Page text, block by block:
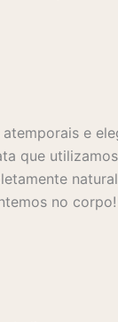
e
que
no